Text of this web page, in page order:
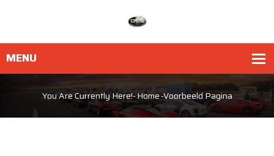
You Are Currently Here!-Home-Voorbeeld Pagina